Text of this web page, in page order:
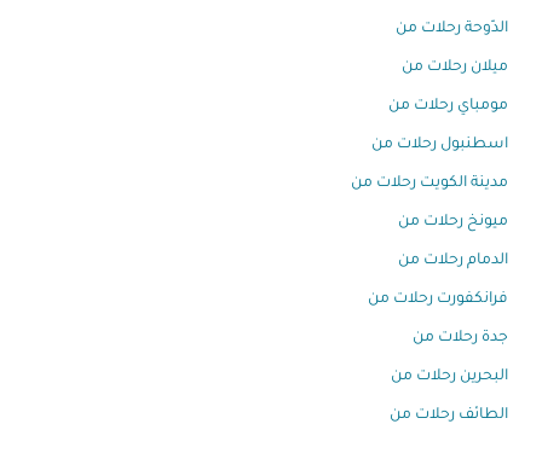
الدّوحة رحلات من
ميلان رحلات من
مومباي رحلات من
اسطنبول رحلات من
مدينة الكويت رحلات من
ميونخ رحلات من
الدمام رحلات من
فرانكفورت رحلات من
جدة رحلات من
البحرين رحلات من
الطائف رحلات من